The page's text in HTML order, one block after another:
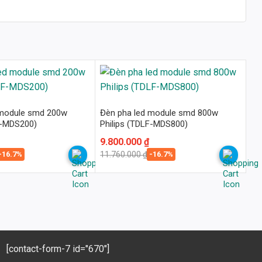
smd 200w
Đèn pha led module smd 800w
Philips (TDLF-MDS800)
11.760.000₫
Giá
gốc
là:
9.800.000₫
Giá
hiện
tại
9.800.000 ₫.
-16.7%
[contact-form-7 id="670"]